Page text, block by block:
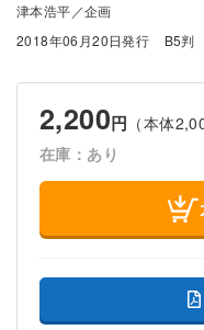
津本浩平／企画
2018年06月20日発行
B5判
2,200円 （本体
在庫：あり